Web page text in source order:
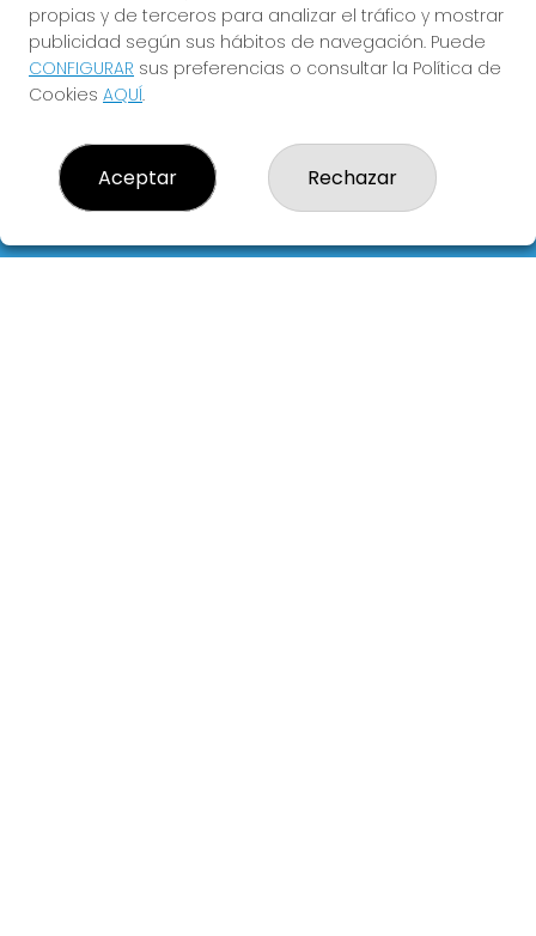
FLORIDA
Y QUE LAS MEIGAS TE
propias y de terceros para analizar el tráfico y mostrar
publicidad según sus hábitos de navegación. Puede
CONFIGURAR sus preferencias o consultar la Política de
Cookies AQUÍ.
Aceptar Rechazar